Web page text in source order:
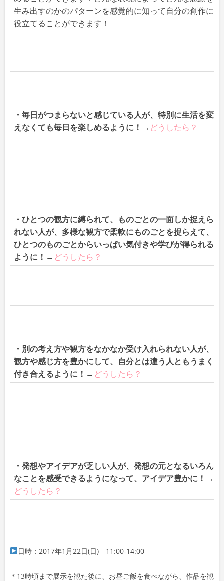
生み出すのかのパターンを感覚的に知って自分の創作に
役立てることができます！
・毎日がつまらないと感じている人が、特別に生活を変
えなくても毎日を楽しめるように！→ どうしたら？
・ひとつの観方に縛られて、ものごとの一面しか捉えら
れない人が、多様な観方で柔軟にものごとを捉らえて、
ひとつのものごとからいっぱい気付きや学びが得られる
ように！ → どうしたら？
・別の考え方や観方をなかなか受け入れられない人が、
観方や感じ方を豊かにして、自分とは違う人ともうまく
付き合えるように！ → どうしたら？
・発想やアイデアが乏しい人が、発想の元となるいろん
なことを感受できるようになって、アイデア豊かに！→
どうしたら？
日時：2017年1月22日(日) 11:00-14:00
＊13時頃まで展示を観た後に、お昼ご飯を食べながら、作品を観